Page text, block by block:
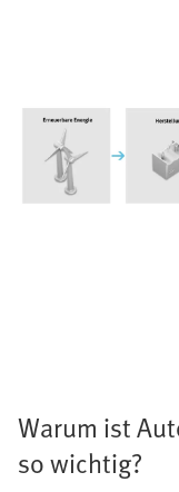
Warum ist
so wichtig?